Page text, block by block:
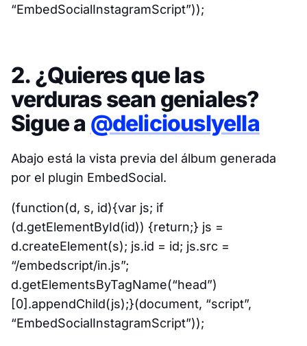
“EmbedSocialInstagramScript”));
2. ¿Quieres que las
verduras sean geniales?
Sigue a @deliciouslyella
Abajo está la vista previa del álbum generada
por el plugin EmbedSocial.
(function(d, s, id){var js; if
(d.getElementById(id)) {return;} js =
d.createElement(s); js.id = id; js.src =
“/embedscript/in.js”;
d.getElementsByTagName(“head”)
[0].appendChild(js);}(document, “script”,
“EmbedSocialInstagramScript”));